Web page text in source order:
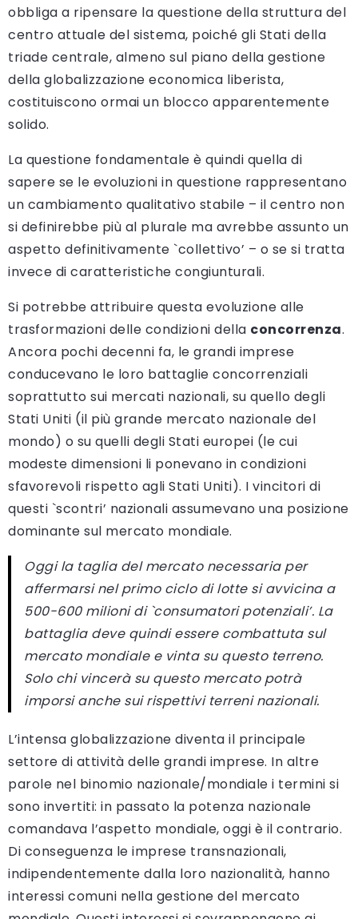
obbliga a ripensare la questione della struttura del
centro attuale del sistema, poiché gli Stati della
triade centrale, almeno sul piano della gestione
della globalizzazione economica liberista,
costituiscono ormai un blocco apparentemente
solido.
La questione fondamentale è quindi quella di
sapere se le evoluzioni in questione rappresentano
un cambiamento qualitativo stabile – il centro non
si definirebbe più al plurale ma avrebbe assunto un
aspetto definitivamente `collettivo’ – o se si tratta
invece di caratteristiche congiunturali.
Si potrebbe attribuire questa evoluzione alle
trasformazioni delle condizioni della concorrenza.
Ancora pochi decenni fa, le grandi imprese
conducevano le loro battaglie concorrenziali
soprattutto sui mercati nazionali, su quello degli
Stati Uniti (il più grande mercato nazionale del
mondo) o su quelli degli Stati europei (le cui
modeste dimensioni li ponevano in condizioni
sfavorevoli rispetto agli Stati Uniti). I vincitori di
questi `scontri’ nazionali assumevano una posizione
dominante sul mercato mondiale.
Oggi la taglia del mercato necessaria per
affermarsi nel primo ciclo di lotte si avvicina a
500-600 milioni di `consumatori potenziali’. La
battaglia deve quindi essere combattuta sul
mercato mondiale e vinta su questo terreno.
Solo chi vincerà su questo mercato potrà
imporsi anche sui rispettivi terreni nazionali.
L’intensa globalizzazione diventa il principale
settore di attività delle grandi imprese. In altre
parole nel binomio nazionale/mondiale i termini si
sono invertiti: in passato la potenza nazionale
comandava l’aspetto mondiale, oggi è il contrario.
Di conseguenza le imprese transnazionali,
indipendentemente dalla loro nazionalità, hanno
interessi comuni nella gestione del mercato